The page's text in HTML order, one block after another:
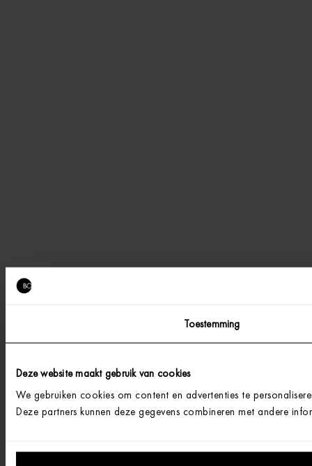
Toestemming
Deze website maakt gebruik van cookies
We gebruiken cookies om content en advertenties te
Deze partners kunnen deze gegevens combineren met andere